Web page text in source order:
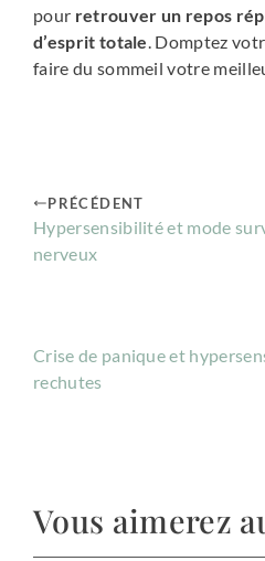
pour retrouver un repos
d’esprit totale. Domptez
faire du sommeil votre
PRÉCÉDENT
Hypersensibilité et mode
nerveux
Crise de panique et
rechutes
Vous aimerez